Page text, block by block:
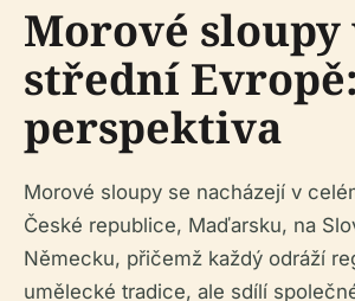
Morové sloupy
střední
perspektiva
Morové sloupy se nacházejí v
České republice, Maďarsku, na
Německu, přičemž každý odráží
umělecké tradice, ale sdílí